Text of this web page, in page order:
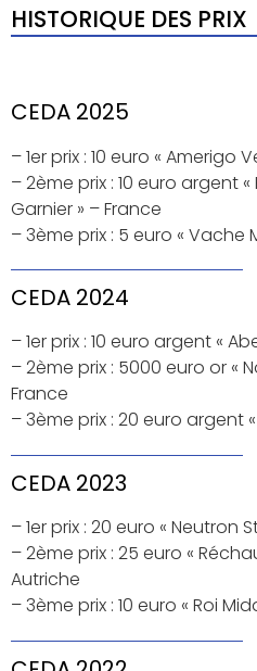
HISTORIQUE DES PRIX
CEDA 2025
– 1er prix : 10 euro « Amerigo
– 2ème prix : 10 euro argent
Garnier » – France
– 3ème prix : 5 euro « Vache
CEDA 2024
– 1er prix : 10 euro argent «
– 2ème prix : 5000 euro or «
France
– 3ème prix : 20 euro argent
CEDA 2023
– 1er prix : 20 euro « Neutron
– 2ème prix : 25 euro «
Autriche
– 3ème prix : 10 euro « Roi